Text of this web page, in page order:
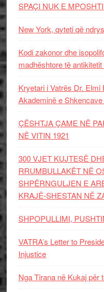
SPAÇI NUK E
New York, qyteti që
Kodi zakonor dhe
madhështore të
Kryetari i Vatrës Dr.
Akademinë e
ÇËSHTJA ÇAME NË
NË VITIN 1921
300 VJET KUJTESË
RRUMBULLAKËT NË
SHPËRNGULJEN E
KRAJË-SHESTAN NË
SHPOPULLIMI,
VATRA’s Letter to
Injustice
Nga Tirana në Kukaj për